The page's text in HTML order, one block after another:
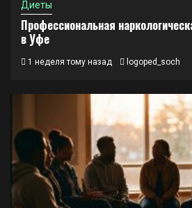
Диеты
Профессиональная
в Уфе
1 неделя тому назад logoped_soch